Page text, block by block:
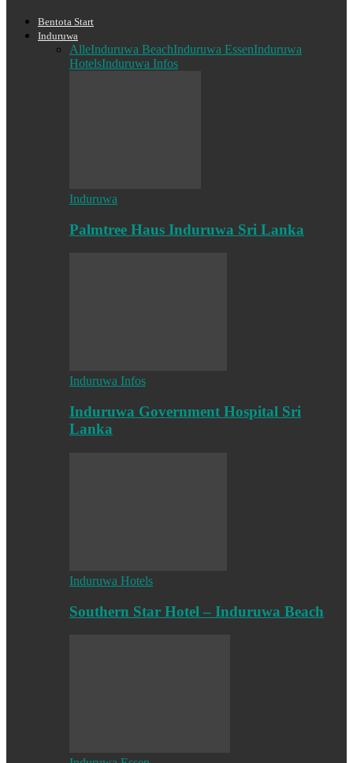
Bentota Start
Induruwa
AlleInduruwa BeachInduruwa EssenInduruwa
HotelsInduruwa Infos
Induruwa
Palmtree Haus Induruwa Sri Lanka
Induruwa Infos
Induruwa Government Hospital Sri
Lanka
Induruwa Hotels
Southern Star Hotel – Induruwa Beach